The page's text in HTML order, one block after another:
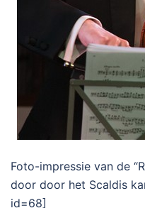
Foto-impressie van de
door door het Scaldis
id=68]